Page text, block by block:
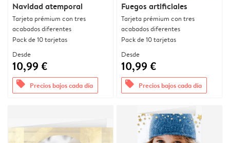
Navidad atemporal
Tarjeta prémium con tres
acabados diferentes
Pack de 10 tarjetas
Desde
10,99 €
offers Precios bajos cada día
Fuegos artificiales
Tarjeta prémium con tres
acabados diferentes
Pack de 10 tarjetas
Desde
10,99 €
offers Precios bajos cada día